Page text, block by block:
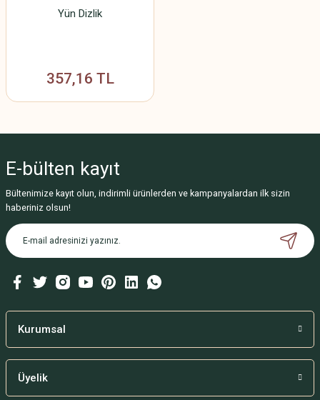
Yün Dizlik
357,16 TL
E-bülten kayıt
Bültenimize kayıt olun, indirimli ürünlerden ve kampanyalardan ilk sizin
haberiniz olsun!
Kurumsal
Üyelik